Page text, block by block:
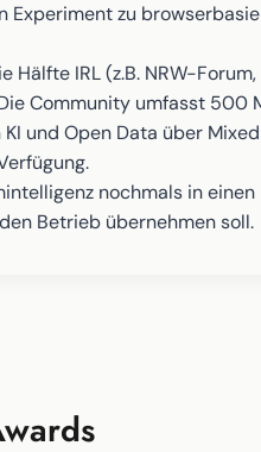
Experiment zu
IRL (z.B. NRW-
Community umfasst
und Open Data über
nochmals in
Betrieb übernehmen soll.